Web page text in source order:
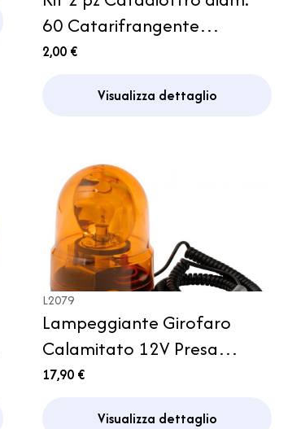
60 Catarifrangente
arancione Camper
2,00 €
Visualizza dettaglio
L2079
Lampeggiante Girofaro
Calamitato 12V Presa
Accendisigari Trattore Auto
17,90 €
Visualizza dettaglio